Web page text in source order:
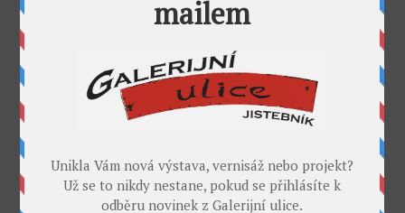
GALERIE U FOŤÁKA
Takoví jsme byli
I. sympozium výtvarníků v GU
II. sympozium výtvarníků
Galerijní rybník
V. sympozium výtvarníků v Jistebníku
DESET
KONTAKT